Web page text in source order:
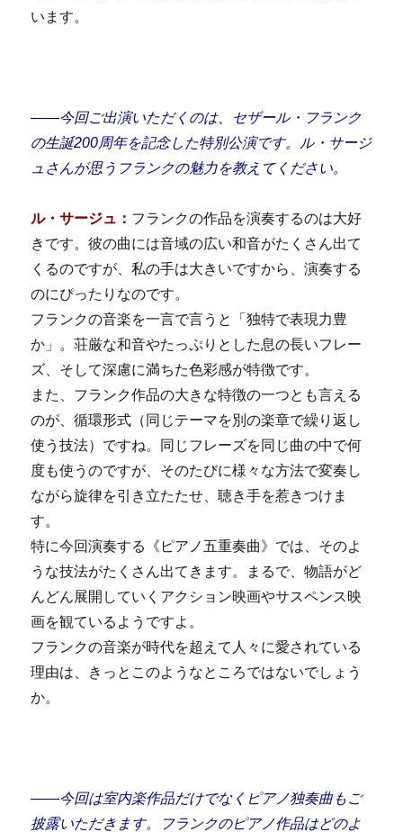
います。
――今回ご出演いただくのは、セザール・フランク
の生誕200周年を記念した特別公演です。ル・サージ
ュさんが思うフランクの魅力を教えてください。
ル・サージュ： フランクの作品を演奏するのは大好
きです。彼の曲には音域の広い和音がたくさん出て
くるのですが、私の手は大きいですから、演奏する
のにぴったりなのです。
フランクの音楽を一言で言うと「独特で表現力豊
か」。荘厳な和音やたっぷりとした息の長いフレー
ズ、そして深慮に満ちた色彩感が特徴です。
また、フランク作品の大きな特徴の一つとも言える
のが、循環形式（同じテーマを別の楽章で繰り返し
使う技法）ですね。同じフレーズを同じ曲の中で何
度も使うのですが、そのたびに様々な方法で変奏し
ながら旋律を引き立たたせ、聴き手を惹きつけま
す。
特に今回演奏する《ピアノ五重奏曲》では、そのよ
うな技法がたくさん出てきます。まるで、物語がど
んどん展開していくアクション映画やサスペンス映
画を観ているようですよ。
フランクの音楽が時代を超えて人々に愛されている
理由は、きっとこのようなところではないでしょう
か。
――今回は室内楽作品だけでなくピアノ独奏曲もご
披露いただきます。フランクのピアノ作品はどのよ